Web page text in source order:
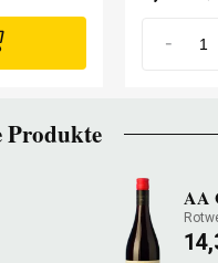
-
Produkte
AA